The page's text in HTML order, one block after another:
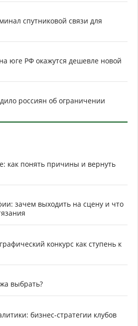
спутниковой связи для
юге РФ окажутся дешевле новой
россиян об ограничении
как понять причины и вернуть
зачем выходить на сцену и что
конкурс как ступень к
выбрать?
бизнес-стратегии клубов